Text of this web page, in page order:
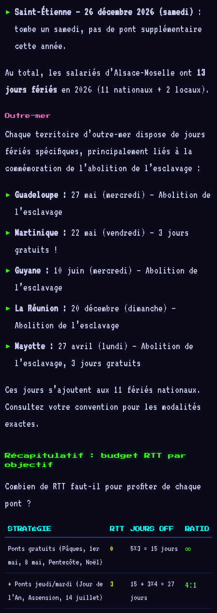
Saint-Étienne — 26 décembre 2026 (samedi) :
tombe un samedi, pas de pont supplémentaire
cette année.
Au total, les salariés d’Alsace-Moselle ont 13
jours fériés en 2026 (11 nationaux + 2 locaux).
Outre-mer
Chaque territoire d’outre-mer dispose de jours
fériés spécifiques, principalement liés à la
commémoration de l’abolition de l’esclavage :
Guadeloupe : 27 mai (mercredi) — Abolition de
l’esclavage
Martinique : 22 mai (vendredi) — 3 jours
gratuits !
Guyane : 10 juin (mercredi) — Abolition de
l’esclavage
La Réunion : 20 décembre (dimanche) —
Abolition de l’esclavage
Mayotte : 27 avril (lundi) — Abolition de
l’esclavage, 3 jours gratuits
Ces jours s’ajoutent aux 11 fériés nationaux.
Consultez votre convention pour les modalités
exactes.
Récapitulatif : budget RTT par
objectif
Combien de RTT faut-il pour profiter de chaque
pont ?
STRATÉGIE RTT JOURS OFF RATIO
Ponts gratuits (Pâques, 1er
mai, 8 mai, Pentecôte, Noël)
0 5×3 = 15 jours ∞
+ Ponts jeudi/mardi (Jour de
l’An, Ascension, 14 juillet)
3
15 + 3×4 = 27
jours
4:1